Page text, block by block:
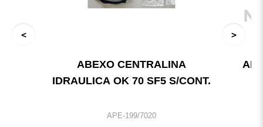
ABEXO CENTRALINA
IDRAULICA OK 70 SF5 S/CONT.
APE-199/7020